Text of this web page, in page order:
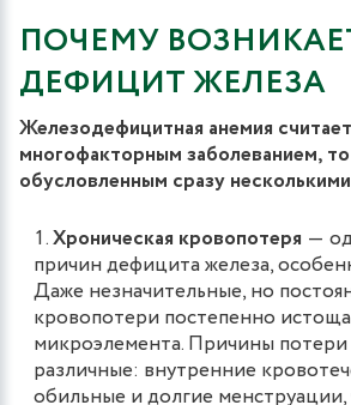
ПОЧЕМУ
ДЕФИЦИТ ЖЕЛЕЗА
Железодефицитная анемия
многофакторным заболеванием,
обусловленным сразу
Хроническая кровопотеря ―
причин дефицита железа,
Даже незначительные, но
кровопотери постепенно
микроэлемента. Причины
различные: внутренние
обильные и долгие